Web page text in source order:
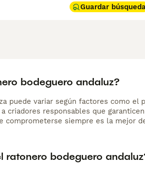
Guardar
bodeguero andaluz?
puede variar según factores como el
criadores responsables que
comprometerse siempre es la mejor
ratonero bodeguero